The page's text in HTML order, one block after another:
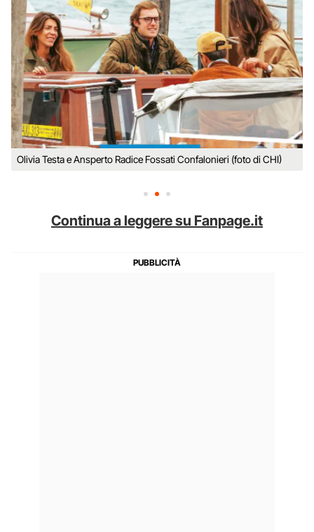
Olivia Testa e Ansperto Radice Fossati Confalonieri (foto di CHI)
Continua a leggere su Fanpage.it